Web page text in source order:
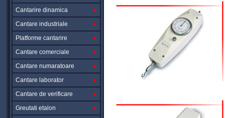
Cantarire dinamica
Cantare industriale
Platforme cantarire
Cantare comerciale
Cantare numaratoare
Cantare laborator
Cantare de verificare
Greutati etalon